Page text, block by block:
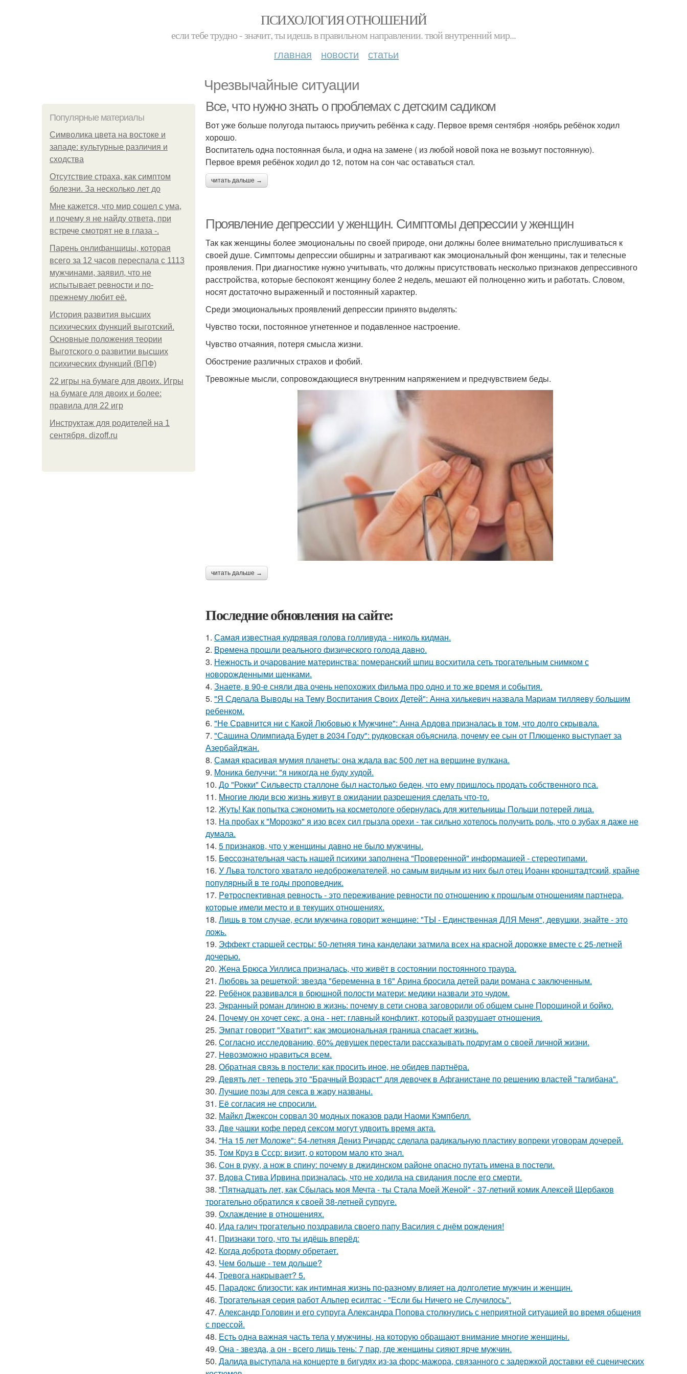
ПСИХОЛОГИЯ ОТНОШЕНИЙ
если тебе трудно - значит, ты идешь в правильном направлении. твой внутренний мир...
главная новости статьи
Чрезвычайные ситуации
Популярные материалы
Символика цвета на востоке и
западе: культурные различия и
сходства
Отсутствие страха, как симптом
болезни. За несколько лет до
Мне кажется, что мир сошел с ума,
и почему я не найду ответа, при
встрече смотрят не в глаза -.
Парень онлифанщицы, которая
всего за 12 часов переспала с 1113
мужчинами, заявил, что не
испытывает ревности и по-
прежнему любит её.
История развития высших
психических функций выготский.
Основные положения теории
Выготского о развитии высших
психических функций (ВПФ)
22 игры на бумаге для двоих. Игры
на бумаге для двоих и более:
правила для 22 игр
Инструктаж для родителей на 1
сентября. dizoff.ru
Все, что нужно знать о проблемах с детским садиком
Вот уже больше полугода пытаюсь приучить ребёнка к саду. Первое время сентября -ноябрь ребёнок ходил
хорошо.
Воспитатель одна постоянная была, и одна на замене ( из любой новой пока не возьмут постоянную).
Первое время ребёнок ходил до 12, потом на сон час оставаться стал.
читать дальше →
Проявление депрессии у женщин. Симптомы депрессии у женщин
Так как женщины более эмоциональны по своей природе, они должны более внимательно прислушиваться к
своей душе. Симптомы депрессии обширны и затрагивают как эмоциональный фон женщины, так и телесные
проявления. При диагностике нужно учитывать, что должны присутствовать несколько признаков депрессивного
расстройства, которые беспокоят женщину более 2 недель, мешают ей полноценно жить и работать. Словом,
носят достаточно выраженный и постоянный характер.
Среди эмоциональных проявлений депрессии принято выделять:
Чувство тоски, постоянное угнетенное и подавленное настроение.
Чувство отчаяния, потеря смысла жизни.
Обострение различных страхов и фобий.
Тревожные мысли, сопровождающиеся внутренним напряжением и предчувствием беды.
читать дальше →
Последние обновления на сайте:
1. Самая известная кудрявая голова голливуда - николь кидман.
2. Bpeмена прошли реального физического голода давно.
3. Нежность и очарование материнства: померанский шпиц восхитила сеть трогательным снимком с
новорожденными щенками.
4. Знаете, в 90-е сняли два очень непохожих фильма про одно и то же время и события.
5. "Я Сделала Выводы на Тему Воспитания Своих Детей": Анна хилькевич назвала Мариам тилляеву большим
ребенком.
6. "Не Сравнится ни с Какой Любовью к Мужчине": Анна Ардова призналась в том, что долго скрывала.
7. "Сашина Олимпиада Будет в 2034 Году": рудковская объяснила, почему ее сын от Плющенко выступает за
Азербайджан.
8. Самая красивая мумия планеты: она ждала вас 500 лет на вершине вулкана.
9. Моника белуччи: "я никогда не буду худой.
10. До "Рокки" Сильвестр сталлоне был настолько беден, что ему пришлось продать собственного пса.
11. Mногие люди всю жизнь живут в ожидании разрешения сделать что-то.
12. Жуть! Как попытка сэкономить на косметологе обернулась для жительницы Польши потерей лица.
13. На пробах к "Морозко" я изо всех сил грызла орехи - так сильно хотелось получить роль, что о зубах я даже не
думала.
14. 5 признаков, что у женщины давно не было мужчины.
15. Бecсознательная часть нашей психики заполнена "Проверенной" информацией - стереотипами.
16. У Льва толстого хватало недоброжелателей, но самым видным из них был отец Иоанн кронштадтский, крайне
популярный в те годы проповедник.
17. Peтроспективная ревность - это переживание ревности по отношению к прошлым отношениям партнера,
которые имели место и в текущих отношениях.
18. Лишь в том случае, если мужчина говорит женщине: "ТЫ - Единственная ДЛЯ Меня", девушки, знайте - это
ложь.
19. Эффект старшей сестры: 50-летняя тина канделаки затмила всех на красной дорожке вместе с 25-летней
дочерью.
20. Жена Брюса Уиллиса призналась, что живёт в состоянии постоянного траура.
21. Любовь за решеткой: звезда "беременна в 16" Арина бросила детей ради романа с заключенным.
22. Ребёнок развивался в брюшной полости матери: медики назвали это чудом.
23. Экранный роман длиною в жизнь: почему в сети снова заговорили об общем сыне Порошиной и бойко.
24. Почему он хочет секс, а она - нет: главный конфликт, который разрушает отношения.
25. Эмпат говорит "Хватит": как эмоциональная граница спасает жизнь.
26. Согласно исследованию, 60% девушек перестали рассказывать подругам о своей личной жизни.
27. Heвозможно нравиться всем.
28. Обратная связь в постели: как просить иное, не обидев партнёра.
29. Девять лет - теперь это "Брачный Возраст" для девочек в Афганистане по решению властей "талибана".
30. Лучшие позы для секса в жару названы.
31. Её согласия не спросили.
32. Майкл Джексон сорвал 30 модных показов ради Наоми Кэмпбелл.
33. Две чашки кофе перед сексом могут удвоить время акта.
34. "На 15 лет Моложе": 54-летняя Дениз Ричардс сделала радикальную пластику вопреки уговорам дочерей.
35. Том Круз в Ссср: визит, о котором мало кто знал.
36. Сон в руку, а нож в спину: почему в джидинском районе опасно путать имена в постели.
37. Вдова Стива Ирвина призналась, что не ходила на свидания после его смерти.
38. "Пятнадцать лет, как Сбылась моя Мечта - ты Стала Моей Женой" - 37-летний комик Алексей Щербаков
трогательно обратился к своей 38-летней супруге.
39. Охлаждение в отношениях.
40. Ида галич трогательно поздравила своего папу Василия с днём рождения!
41. Признаки того, что ты идёшь вперёд:
42. Когда доброта форму обретает.
43. Чем больше - тем дольше?
44. Тревога накрывает? 5.
45. Парадокс близости: как интимная жизнь по-разному влияет на долголетие мужчин и женщин.
46. Трогательная серия работ Альпер есилтас - "Если бы Ничего не Случилось".
47. Александр Головин и его супруга Александра Попова столкнулись с неприятной ситуацией во время общения
с прессой.
48. Есть одна важная часть тела у мужчины, на которую обращают внимание многие женщины.
49. Она - звезда, а он - всего лишь тень: 7 пар, где женщины сияют ярче мужчин.
50. Далида выступала на концерте в бигудях из-за форс-мажора, связанного с задержкой доставки её сценических